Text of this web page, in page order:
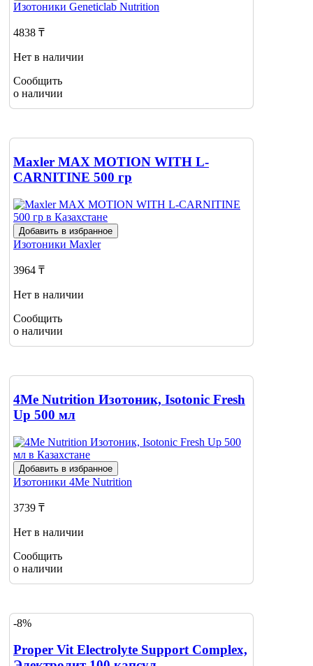
Изотоники Geneticlab Nutrition
4838 ₸
Нет в наличии
Сообщить
о наличии
Maxler MAX MOTION WITH L-
CARNITINE 500 гр
Добавить в избранное
Изотоники Maxler
3964 ₸
Нет в наличии
Сообщить
о наличии
4Me Nutrition Изотоник, Isotonic Fresh
Up 500 мл
Добавить в избранное
Изотоники 4Me Nutrition
3739 ₸
Нет в наличии
Сообщить
о наличии
-8%
Proper Vit Electrolyte Support Complex,